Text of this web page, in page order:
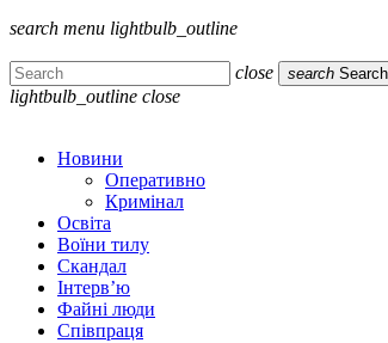
search menu lightbulb_outline
close search Search
lightbulb_outline close
Новини
Оперативно
Кримінал
Освіта
Воїни тилу
Скандал
Інтерв’ю
Файні люди
Співпраця